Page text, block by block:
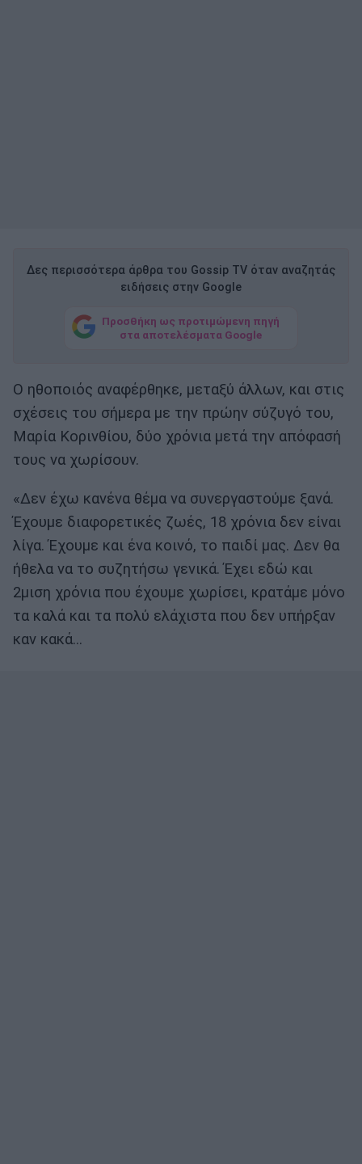
Δες περισσότερα άρθρα του Gossip TV όταν αναζητάς
ειδήσεις στην Google
Προσθήκη ως προτιμώμενη πηγή
στα αποτελέσματα Google
Ο ηθοποιός αναφέρθηκε, μεταξύ άλλων, και στις
σχέσεις του σήμερα με την πρώην σύζυγό του,
Μαρία Κορινθίου, δύο χρόνια μετά την απόφασή
τους να χωρίσουν.
«Δεν έχω κανένα θέμα να συνεργαστούμε ξανά.
Έχουμε διαφορετικές ζωές, 18 χρόνια δεν είναι
λίγα. Έχουμε και ένα κοινό, το παιδί μας. Δεν θα
ήθελα να το συζητήσω γενικά. Έχει εδώ και
2μιση χρόνια που έχουμε χωρίσει, κρατάμε μόνο
τα καλά και τα πολύ ελάχιστα που δεν υπήρξαν
καν κακά…